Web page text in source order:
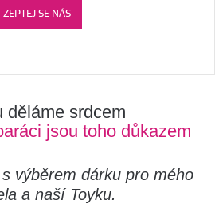
ZEPTEJ SE NÁS
děláme srdcem
jsou toho důkazem
výběrem dárku pro mého
a naší Toyku.